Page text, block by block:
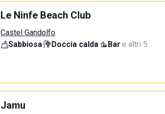
Le Ninfe Beach Club
Castel Gandolfo
Sabbiosa· Doccia calda· Bar·e altri 5…
Jamu